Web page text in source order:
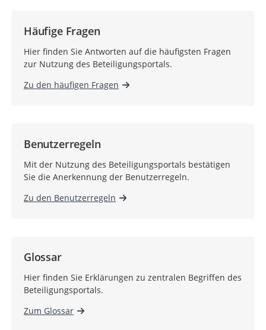
Häufige Fragen
Hier finden Sie Antworten auf die häufigsten Fragen
zur Nutzung des Beteiligungsportals.
Zu den häufigen Fragen
Benutzerregeln
Mit der Nutzung des Beteiligungsportals bestätigen
Sie die Anerkennung der Benutzerregeln.
Zu den Benutzerregeln
Glossar
Hier finden Sie Erklärungen zu zentralen Begriffen des
Beteiligungsportals.
Zum Glossar